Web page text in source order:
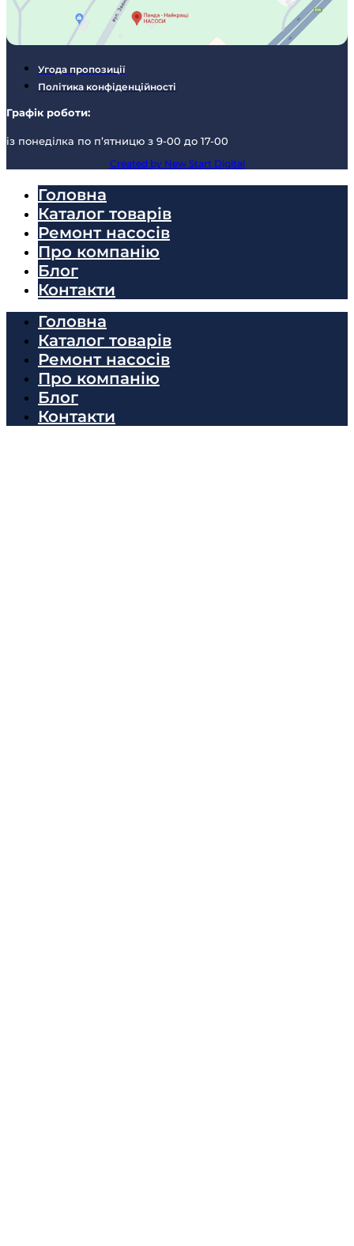
Угода пропозиції
Політика конфіденційності
Графік роботи:
із понеділка по п’ятницю з 9-00 до 17-00
Created by New Start Digital
Головна
Каталог товарів
Ремонт насосів
Про компанію
Блог
Контакти
Головна
Каталог товарів
Ремонт насосів
Про компанію
Блог
Контакти